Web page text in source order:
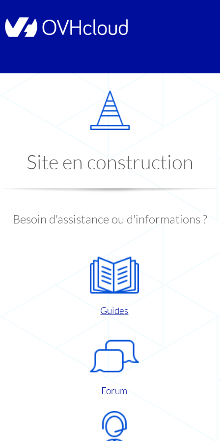
Site en construction
Besoin d'assistance ou d'informations ?
Guides
Forum